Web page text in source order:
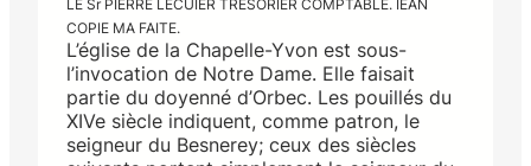
LE Sr PIERRE LECUIER TRESORIER COMPTABLE. IEAN
COPIE MA FAITE.
L’église de la Chapelle-Yvon est sous-
l’invocation de Notre Dame. Elle faisait
partie du doyenné d’Orbec. Les pouillés du
XIVe siècle indiquent, comme patron, le
seigneur du Besnerey; ceux des siècles